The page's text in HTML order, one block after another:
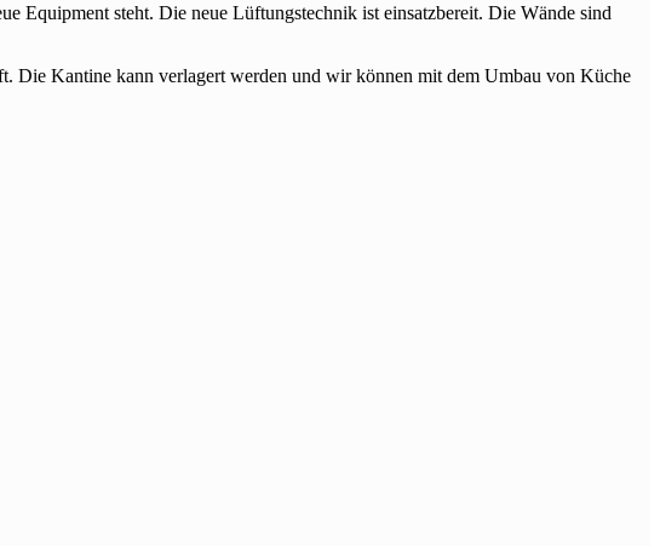
Equipment steht. Die neue Lüftungstechnik ist einsatzbereit. Die Wände sind
Die Kantine kann verlagert werden und wir können mit dem Umbau von Küche